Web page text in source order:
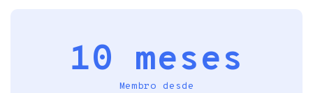
10 meses
Membro desde